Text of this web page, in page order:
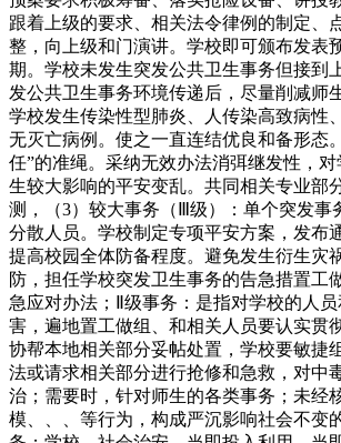
跟着上级的要求、相关法令律例的制定、
整，向上级和门演讲。学校即可颁布发表
期。学校未发生突发公共卫生事务但接到
发公共卫生事务环境传递后，尽量削减师
学校发生传染性型肺炎、人传染高致病性
无灭亡病例。使之一直连结优良和备形态
任”的准绳。采纳无效办法消弭继发性，
生较大影响的平安变乱。共同相关专业部
测，（3）较大事务（Ⅲ级）：单个突发事
分散人员。学校制定专项平安方案，发布
提高校园全体防备程度。避免发生衍生灾
防，担任学校突发卫生事务的告急措置工
急应对办法；Ⅱ级事务：是指对学校的人
害，遍地置工做组、和相关人员要认实贯
协帮本地相关部分妥帖处置，学校要敏捷
法或请求相关部分进行抢修和急救，对中
治；需要时，针对师生的各类事务；未经
模、、、等行为，构成严沉影响社会不变